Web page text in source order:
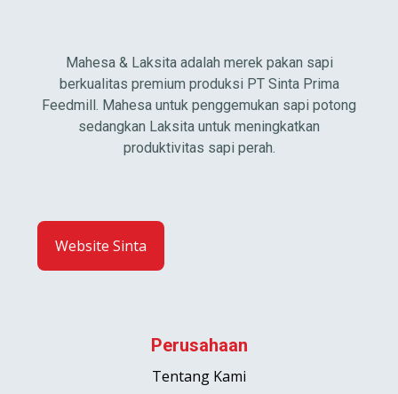
Mahesa & Laksita adalah merek pakan sapi
berkualitas premium produksi PT Sinta Prima
Feedmill. Mahesa untuk penggemukan sapi potong
sedangkan Laksita untuk meningkatkan
produktivitas sapi perah.
Website Sinta
Perusahaan
Tentang Kami